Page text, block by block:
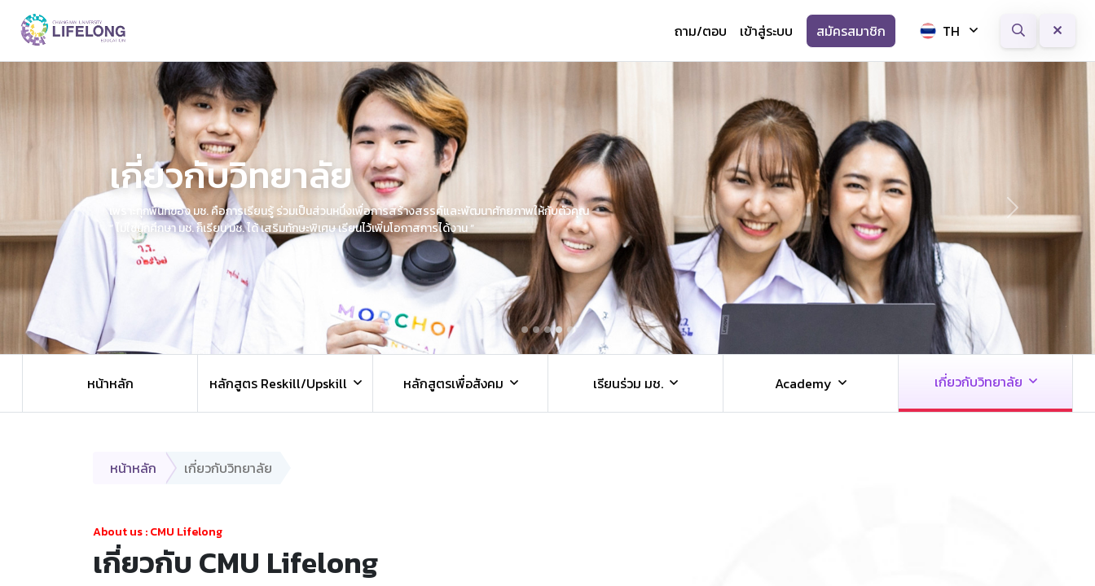
ถาม/ตอบ เข้าสู่ระบบ สมัครสมาชิก TH
เกี่ยวกับวิทยาลัย
เพราะทุกพื้นที่ของ มช. คือการเรียนรู้ ร่วมเป็นส่วนหนึ่งเพื่อการสร้างสรรค์และพัฒนาศักยภาพให้กับตัวคุณ
“ ไม่ใช่นักศึกษา มช. ก็เรียน มช. ได้ เสริมทักษะพิเศษ เรียนไว้เพิ่มโอกาสการได้งาน “
Previous Next
หน้าหลัก หลักสูตร Reskill/Upskill หลักสูตรเพื่อสังคม เรียนร่วม มช. Academy เกี่ยวกับวิทยาลัย
หน้าหลัก เกี่ยวกับวิทยาลัย
About us : CMU Lifelong
เกี่ยวกับ CMU Lifelong